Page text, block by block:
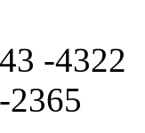
-4322
2365